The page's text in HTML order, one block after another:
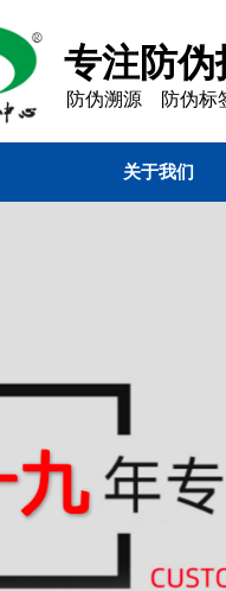
专注防伪
防伪溯源 防伪
关于我们